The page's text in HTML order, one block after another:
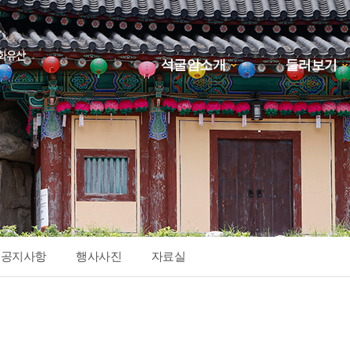
석굴암소개
둘러보기
하위분류
공지사항 행사사진 자료실